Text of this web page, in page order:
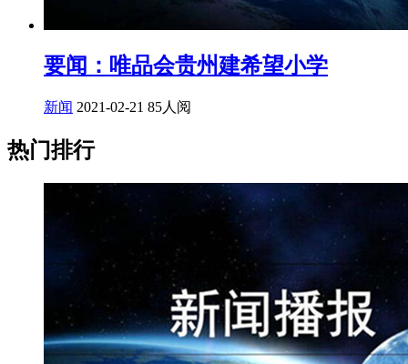
要闻：唯品会贵州建希望小学
新闻 2021-02-21 85人阅
热门排行